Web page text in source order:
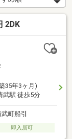
2DK
35年3ヶ月)
武駅 徒歩5分
町船引
即入居可